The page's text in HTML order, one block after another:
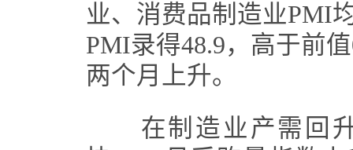
业、消费品制造业PMI
PMI录得48.9，高于前
两个月上升。
在制造业产需回升